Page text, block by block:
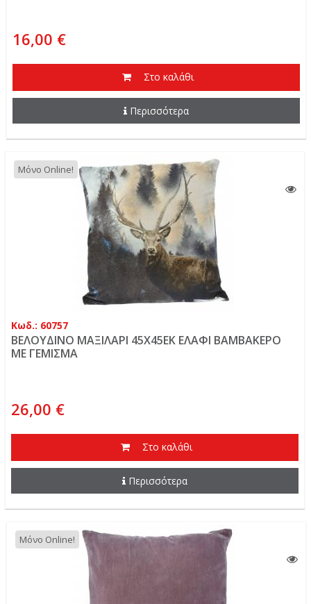
16,00 €
Στο καλάθι
Περισσότερα
Μόνο Online!
Κωδ.: 60757
ΒΕΛΟΥΔΙΝΟ ΜΑΞΙΛΑΡΙ 45Χ45ΕΚ ΕΛΑΦΙ ΒΑΜΒΑΚΕΡΟ
ΜΕ ΓΕΜΙΣΜΑ
26,00 €
Στο καλάθι
Περισσότερα
Μόνο Online!